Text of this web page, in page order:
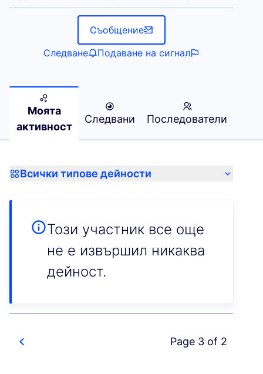
Съобщение
Следване
Подаване на сигнал
Моята
активност
Следвани Последователи
Всички типове дейности
Този участник все още
не е извършил никаква
дейност.
Page 3 of 2